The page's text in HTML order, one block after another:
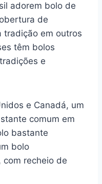
adorem bolo de
de
tradição em outros
têm bolos
e
e Canadá, um
comum em
bastante
bolo
recheio de